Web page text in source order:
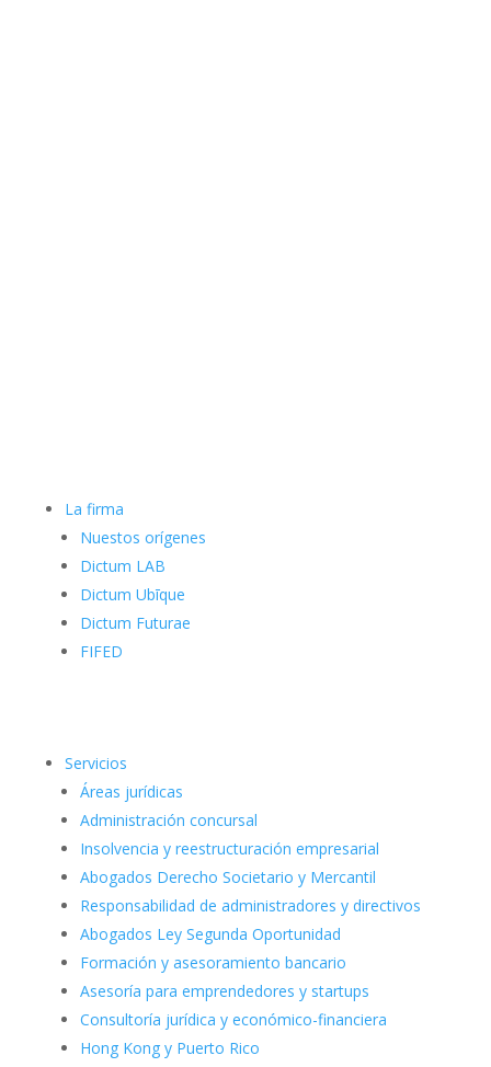
La firma
Nuestos orígenes
Dictum LAB
Dictum Ubīque
Dictum Futurae
FIFED
Servicios
Áreas jurídicas
Administración concursal
Insolvencia y reestructuración empresarial
Abogados Derecho Societario y Mercantil
Responsabilidad de administradores y directivos
Abogados Ley Segunda Oportunidad
Formación y asesoramiento bancario
Asesoría para emprendedores y startups
Consultoría jurídica y económico-financiera
Hong Kong y Puerto Rico